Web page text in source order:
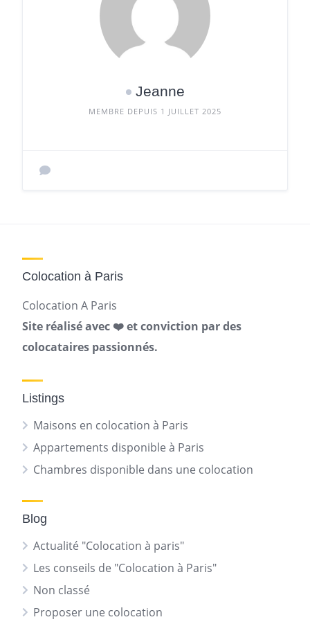
Jeanne
MEMBRE DEPUIS 1 JUILLET 2025
Colocation à Paris
Colocation A Paris
Site réalisé avec ❤️ et conviction par des
colocataires passionnés.
Listings
Maisons en colocation à Paris
Appartements disponible à Paris
Chambres disponible dans une colocation
Blog
Actualité "Colocation à paris"
Les conseils de "Colocation à Paris"
Non classé
Proposer une colocation